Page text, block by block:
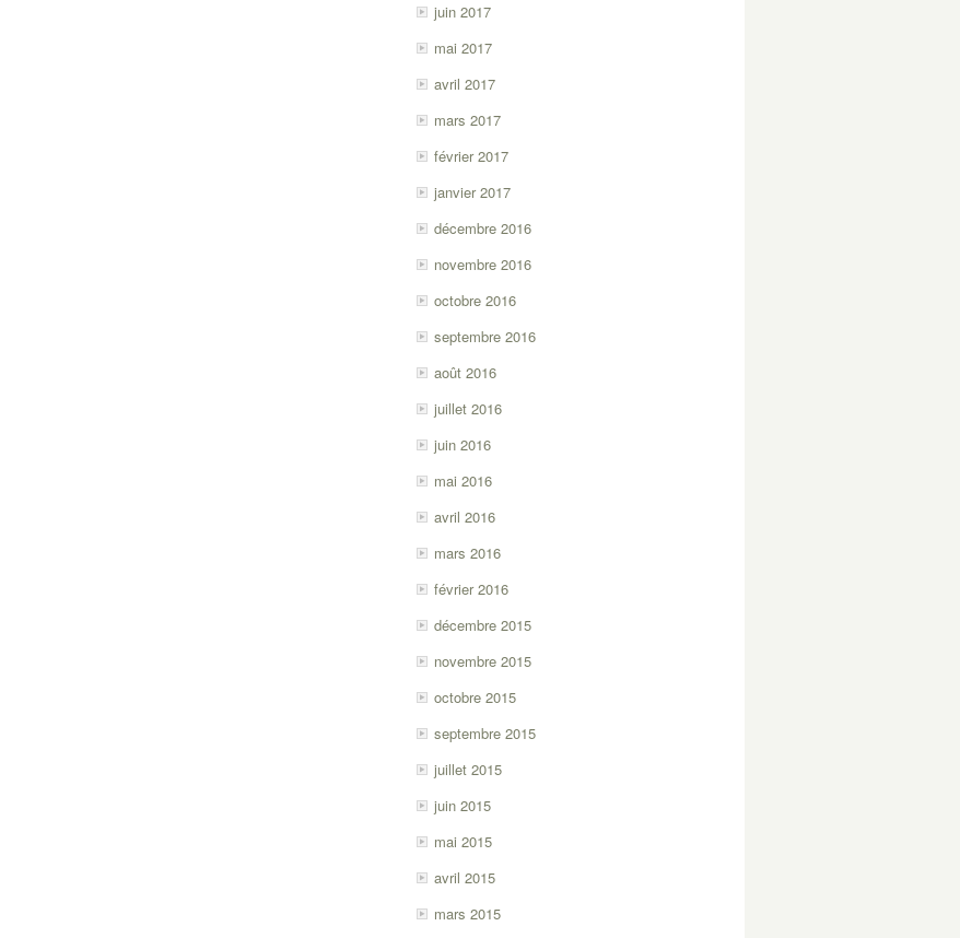
juin 2017
mai 2017
avril 2017
mars 2017
février 2017
janvier 2017
décembre 2016
novembre 2016
octobre 2016
septembre 2016
août 2016
juillet 2016
juin 2016
mai 2016
avril 2016
mars 2016
février 2016
décembre 2015
novembre 2015
octobre 2015
septembre 2015
juillet 2015
juin 2015
mai 2015
avril 2015
mars 2015